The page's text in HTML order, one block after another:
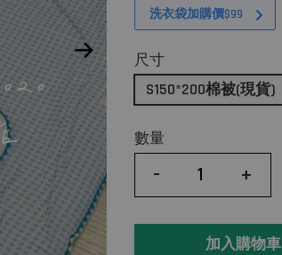
洗衣袋加購價$99
尺寸
S150*200棉被(現貨)
數量
- +
加入購物車